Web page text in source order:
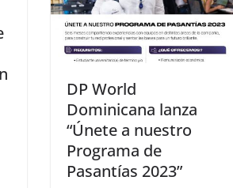
DP World
Dominicana lanza
“Únete a nuestro
Programa de
Pasantías 2023”